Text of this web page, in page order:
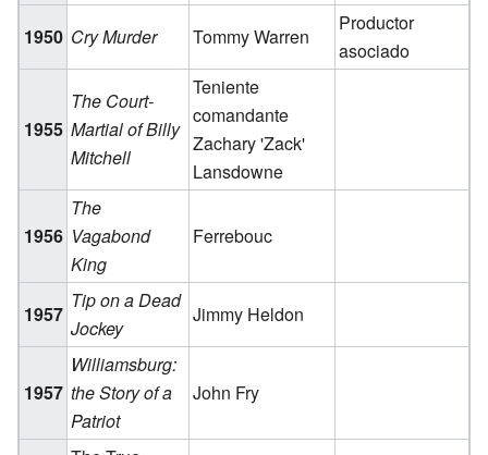
1950 Cry Murder Tommy Warren
Productor
asociado
1955
The Court-
Martial of Billy
Mitchell
Teniente
comandante
Zachary 'Zack'
Lansdowne
1956
The
Vagabond
King
Ferrebouc
1957
Tip on a Dead
Jockey
Jimmy Heldon
1957
Williamsburg:
the Story of a
Patriot
John Fry